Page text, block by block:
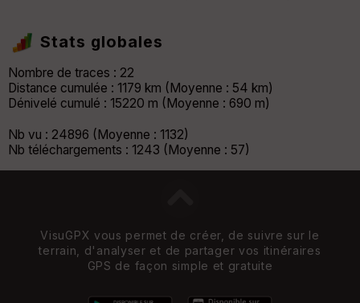
Stats globales
Nombre de traces : 22
Distance cumulée : 1179 km (Moyenne : 54 km)
Dénivelé cumulé : 15220 m (Moyenne : 690 m)
Nb vu : 24896 (Moyenne : 1132)
Nb téléchargements : 1243 (Moyenne : 57)
VisuGPX vous permet de créer, de suivre sur le
terrain, d'analyser et de partager vos itinéraires
GPS de façon simple et gratuite